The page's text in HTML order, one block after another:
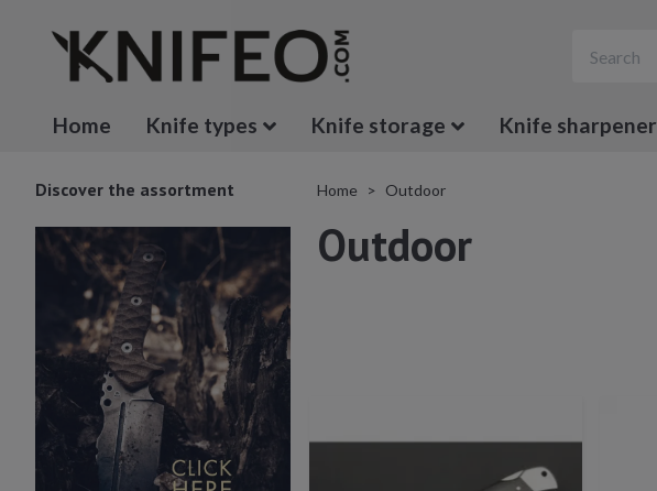
Home Knife types Knife storage Knife sharpener
Discover the assortment Home Outdoor
Outdoor